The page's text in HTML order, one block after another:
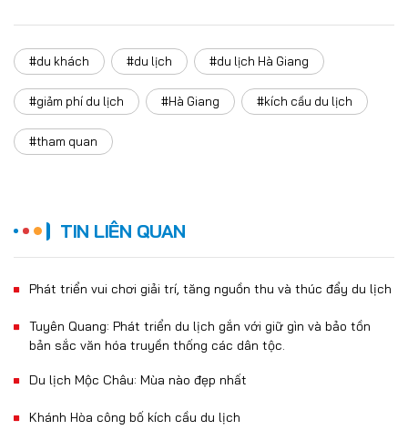
#du khách #du lịch #du lịch Hà Giang
#giảm phí du lịch #Hà Giang #kích cầu du lịch
#tham quan
TIN LIÊN QUAN
Phát triển vui chơi giải trí, tăng nguồn thu và thúc đẩy du lịch
Tuyên Quang: Phát triển du lịch gắn với giữ gìn và bảo tồn
bản sắc văn hóa truyền thống các dân tộc.
Du lịch Mộc Châu: Mùa nào đẹp nhất
Khánh Hòa công bố kích cầu du lịch